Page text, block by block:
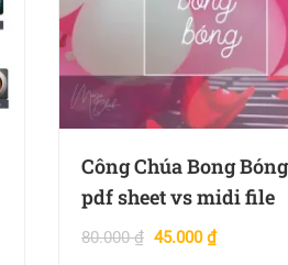
Công Chúa Bong Bóng
pdf sheet vs midi file
80.000₫ 45.000₫